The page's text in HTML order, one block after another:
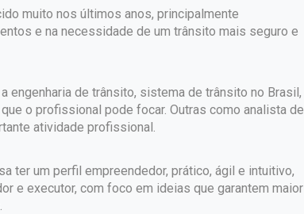
muito nos últimos anos, principalmente
e na necessidade de um trânsito mais seguro e
engenharia de trânsito, sistema de trânsito no Brasil,
o profissional pode focar. Outras como analista de
atividade profissional.
ter um perfil empreendedor, prático, ágil e intuitivo,
e executor, com foco em ideias que garantem maior